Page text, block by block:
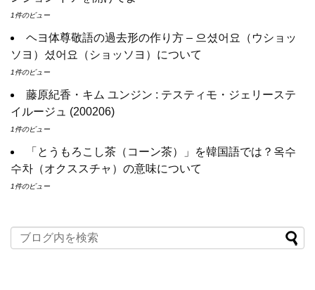
ソン・ヘギョ – ソンヘギョ キスまとめ
ハン・ヘジン 한혜진 – Still We (여전히 우리는)
한가인 –
「ライフ・ オン・ マーズ」2019年11月2日TSUTAYAにて先行レン
タル開始！
(ENG SUB) Behind The Scene Hyun Bin 현빈
ユン・ギュンサン、番組にも登場した愛猫が急死…イ・ソンギョン
ら同僚芸能人から慰めの言葉が続々 – Taka News
キム・レウォンの影絵遊び！？「黒騎士～永遠の約束～」メイキン
グを一部公開（DVD-SET2特典映像より）
ユン・ギュンサン主演「潜入弁護人」第1回特別公開！
九尾狐外伝 第２話 キム・ジウ チョ・ヒョンジェ
九尾狐外伝 メイキング03 ハン・イェスル
チョ・ヒョンジェ 조현재 九尾狐外伝 制作発表会
キム・テヒの弟イ・ワン♥イ・ボミ、今日（28日）結婚……
「まず熱く掃除せよ」女優キム・ユジョン、「健康がとても回復…
【裏芸能】キムユジョンの熱愛彼氏はあの大物俳優
キム・ユジョン、美しいセルフショットで近況を伝える“会いたいで
キム・ユジョン、新ドラマ「まず熱く掃除せよ」に出演確定…“台本
を見た瞬間惹かれた” 20180123
幻の王女チャミョンゴ エンディング
YUCHUN ♥ LOVE 15 「成均館 5話」
[Fan MV]七日の王妃(7일의 왕비)OST – 정기고 (Junggigo) – 그리고
1件のビュー
ヘヨ体尊敬語の過去形の作り方 – 으셨어요（ウショッ
ソヨ）셨어요（ショッソヨ）について
1件のビュー
藤原紀香・キム ユンジン : テスティモ・ジェリーステ
イルージュ (200206)
1件のビュー
「とうもろこし茶（コーン茶）」を韓国語では？옥수
수차（オクススチャ）の意味について
1件のビュー